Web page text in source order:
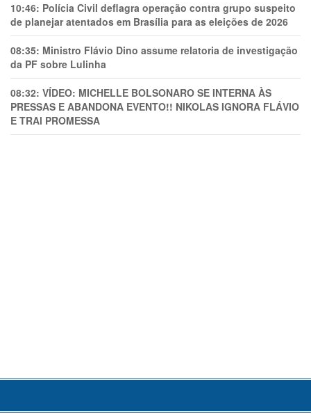
10:46: Polícia Civil deflagra operação contra grupo suspeito
de planejar atentados em Brasília para as eleições de 2026
08:35: Ministro Flávio Dino assume relatoria de investigação
da PF sobre Lulinha
08:32: VÍDEO: MICHELLE BOLSONARO SE INTERNA ÀS
PRESSAS E ABANDONA EVENTO!! NIKOLAS IGNORA FLÁVIO
E TRAl PROMESSA